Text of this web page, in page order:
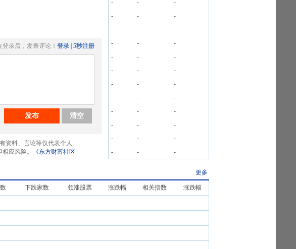
登录后，发表评论！ 登录 5秒注册
发布 清空
资料、言论等仅代表个人
应风险。
《东方财富社区
-
-
-
-
-
-
-
-
-
-
-
-
-
-
-
-
-
-
-
-
-
-
-
-
-
-
-
-
-
-
-
-
-
-
- -
更多
下跌家数 领涨股票 涨跌幅 相关指数 涨跌幅